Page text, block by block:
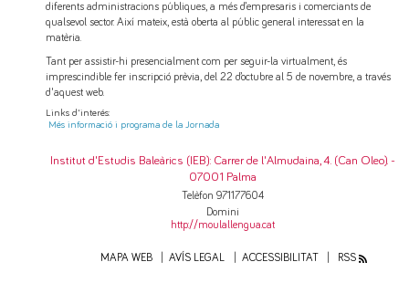
diferents administracions públiques, a més d’empresaris i comerciants de
qualsevol sector. Així mateix, està oberta al públic general interessat en la
matèria.
Tant per assistir-hi presencialment com per seguir-la virtualment, és
imprescindible fer inscripció prèvia, del 22 d’octubre al 5 de novembre, a través
d'aquest web.
Links d'interés:
Més informació i programa de la Jornada
Institut d'Estudis Baleàrics (IEB): Carrer de l'Almudaina, 4. (Can Oleo). -
07001 Palma
Telèfon 971177604
Domini
http://moulallengua.cat
MAPA WEB AVÍS LEGAL ACCESSIBILITAT RSS